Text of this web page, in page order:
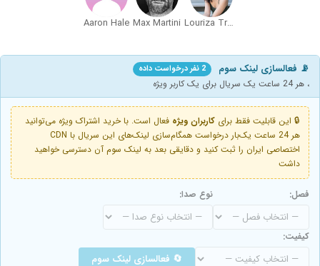
Louriza Tronco
Max Martini
Aaron Hale
📡 فعالسازی لینک سوم 2 نفر درخواست داده
، هر 24 ساعت یک سریال برای یک کاربر ویژه
🔒 این قابلیت فقط برای کاربران ویژه فعال است. با خرید اشتراک ویژه می‌توانید
هر 24 ساعت یک‌بار درخواست همگام‌سازی لینک‌های این سریال با CDN
اختصاصی ایران را ثبت کنید و دقایقی بعد به لینک سوم آن دسترسی خواهید
داشت
فصل: نوع صدا:
کیفیت:
🔄 فعالسازی لینک سوم